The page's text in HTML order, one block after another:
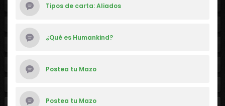
Tipos de carta: Aliados
¿Qué es Humankind?
Postea tu Mazo
Postea tu Mazo